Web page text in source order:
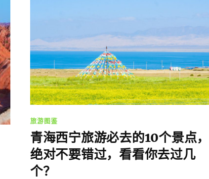
旅游图鉴
青海西宁旅游必去的10个景点，
绝对不要错过，看看你去过几
个？